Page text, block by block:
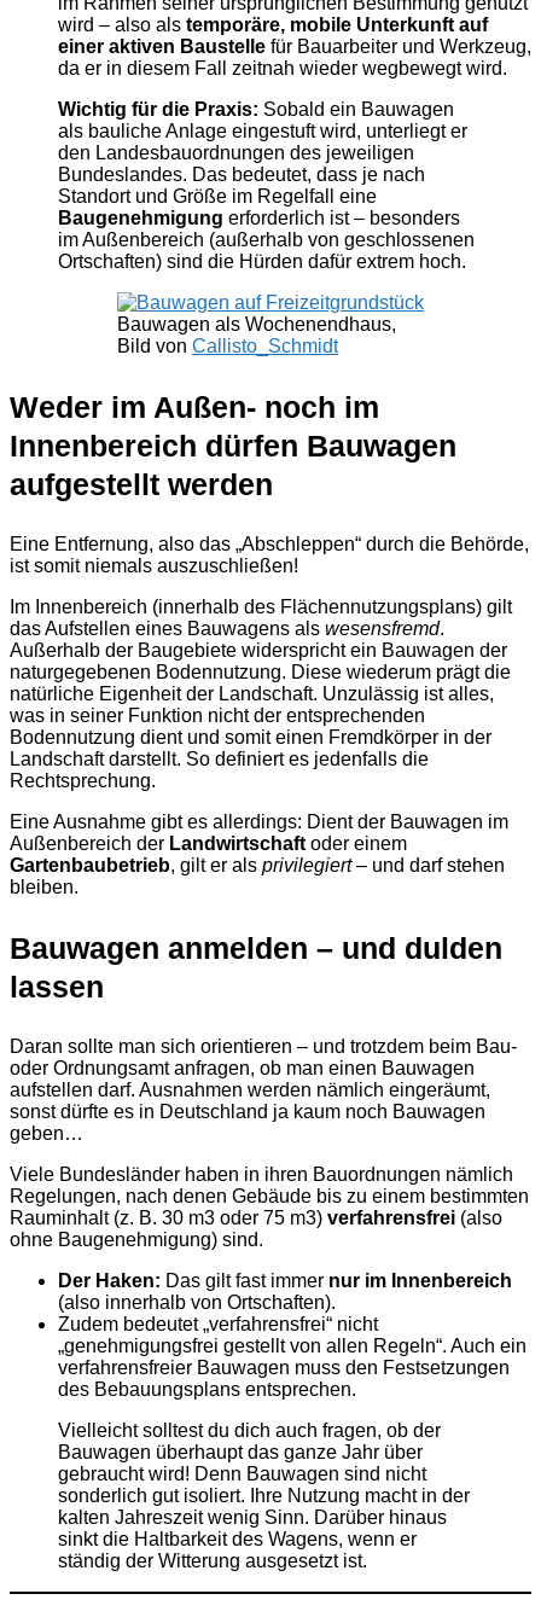
wird – also als temporäre, mobile Unterkunft auf
einer aktiven Baustelle für Bauarbeiter und Werkzeug,
da er in diesem Fall zeitnah wieder wegbewegt wird.
Wichtig für die Praxis: Sobald ein Bauwagen
als bauliche Anlage eingestuft wird, unterliegt er
den Landesbauordnungen des jeweiligen
Bundeslandes. Das bedeutet, dass je nach
Standort und Größe im Regelfall eine
Baugenehmigung erforderlich ist – besonders
im Außenbereich (außerhalb von geschlossenen
Ortschaften) sind die Hürden dafür extrem hoch.
Bauwagen als Wochenendhaus,
Bild von Callisto_Schmidt
Weder im Außen- noch im
Innenbereich dürfen Bauwagen
aufgestellt werden
Eine Entfernung, also das „Abschleppen“ durch die Behörde,
ist somit niemals auszuschließen!
Im Innenbereich (innerhalb des Flächennutzungsplans) gilt
das Aufstellen eines Bauwagens als wesensfremd.
Außerhalb der Baugebiete widerspricht ein Bauwagen der
naturgegebenen Bodennutzung. Diese wiederum prägt die
natürliche Eigenheit der Landschaft. Unzulässig ist alles,
was in seiner Funktion nicht der entsprechenden
Bodennutzung dient und somit einen Fremdkörper in der
Landschaft darstellt. So definiert es jedenfalls die
Rechtsprechung.
Eine Ausnahme gibt es allerdings: Dient der Bauwagen im
Außenbereich der Landwirtschaftoder einem
Gartenbaubetrieb, gilt er als privilegiert– und darf stehen
bleiben.
Bauwagen anmelden – und dulden
lassen
Daran sollte man sich orientieren – und trotzdem beim Bau-
oder Ordnungsamt anfragen, ob man einen Bauwagen
aufstellen darf. Ausnahmen werden nämlich eingeräumt,
sonst dürfte es in Deutschland ja kaum noch Bauwagen
geben…
Viele Bundesländer haben in ihren Bauordnungen nämlich
Regelungen, nach denen Gebäude bis zu einem bestimmten
Rauminhalt (z. B. 30 m3 oder 75 m3) verfahrensfrei (also
ohne Baugenehmigung) sind.
Der Haken: Das gilt fast immer nur im Innenbereich
(also innerhalb von Ortschaften).
Zudem bedeutet „verfahrensfrei“ nicht
„genehmigungsfrei gestellt von allen Regeln“. Auch ein
verfahrensfreier Bauwagen muss den Festsetzungen
des Bebauungsplans entsprechen.
Vielleicht solltest du dich auch fragen, ob der
Bauwagen überhaupt das ganze Jahr über
gebraucht wird! Denn Bauwagen sind nicht
sonderlich gut isoliert. Ihre Nutzung macht in der
kalten Jahreszeit wenig Sinn. Darüber hinaus
sinkt die Haltbarkeit des Wagens, wenn er
ständig der Witterung ausgesetzt ist.